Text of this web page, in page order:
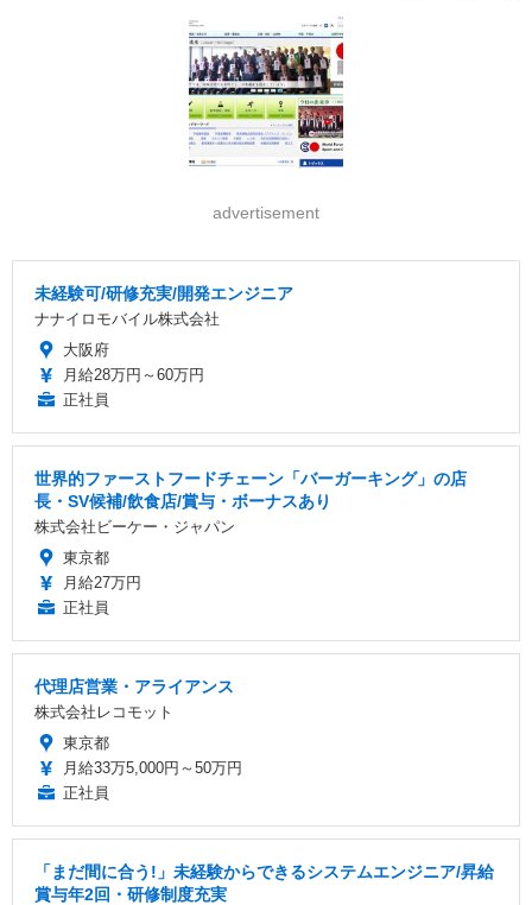
advertisement
未経験可/研修充実/開発エンジニア
ナナイロモバイル株式会社
大阪府
月給28万円～60万円
正社員
世界的ファーストフードチェーン「バーガーキング」の店
長・SV候補/飲食店/賞与・ボーナスあり
株式会社ビーケー・ジャパン
東京都
月給27万円
正社員
代理店営業・アライアンス
株式会社レコモット
東京都
月給33万5,000円～50万円
正社員
「まだ間に合う!」未経験からできるシステムエンジニア/昇給
賞与年2回・研修制度充実